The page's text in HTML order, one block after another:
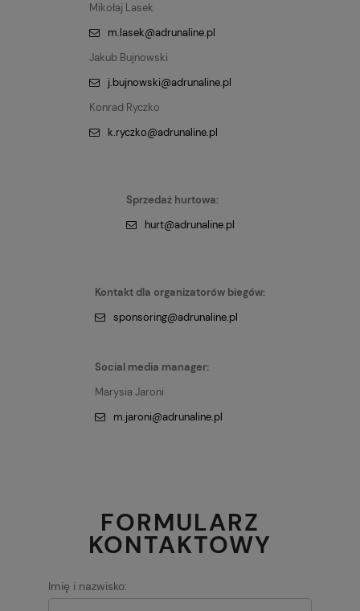
Mikołaj Lasek
m.lasek@adrunaline.pl
Jakub Bujnowski
j.bujnowski@adrunaline.pl
Konrad Ryczko
k.ryczko@adrunaline.pl
Sprzedaż hurtowa:
hurt@adrunaline.pl
Kontakt dla organizatorów biegów:
sponsoring@adrunaline.pl
Social media manager:
Marysia Jaroni
m.jaroni@adrunaline.pl
FORMULARZ
KONTAKTOWY
Imię i nazwisko: